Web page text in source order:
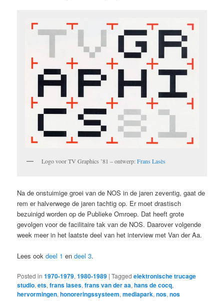
Logo voor TV Graphics ’81 – ontwerp:Frans Lasès
Na de onstuimige groei van de NOS in de jaren zeventig, gaat de
rem er halverwege de jaren tachtig op. Er moet drastisch
bezuinigd worden op de Publieke Omroep. Dat heeft grote
gevolgen voor de facilitaire tak van de NOS. Daarover volgende
week meer in het laatste deel van het interview met Van der Aa.
Lees ookdeel 1 endeel 3.
Posted in 1970-1979,1980-1989 |Tagged elektronische trucage
studio,ets,frans lases,frans van der aa,hans de cocq,
hervormingen,honoreringssysteem,mediapark,nos,nos